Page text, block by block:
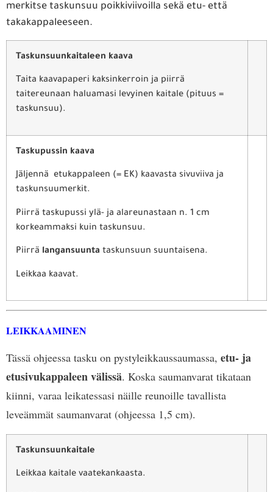
merkitse taskunsuu poikkiviivoilla sekä etu- että
takakappaleeseen.
Taskunsuunkaitaleen kaava
Taita kaavapaperi kaksinkerroin ja piirrä
taitereunaan haluamasi levyinen kaitale (pituus =
taskunsuu).
Taskupussin kaava
Jäljennä etukappaleen (= EK) kaavasta sivuviiva ja
taskunsuumerkit.
Piirrä taskupussi ylä- ja alareunastaan n. 1 cm
korkeammaksi kuin taskunsuu.
Piirrä langansuunta taskunsuun suuntaisena.
Leikkaa kaavat.
LEIKKAAMINEN
Tässä ohjeessa tasku on pystyleikkaussaumassa, etu- ja
etusivukappaleen välissä. Koska saumanvarat tikataan
kiinni, varaa leikatessasi näille reunoille tavallista
leveämmät saumanvarat (ohjeessa 1,5 cm).
Taskunsuunkaitale
Leikkaa kaitale vaatekankaasta.